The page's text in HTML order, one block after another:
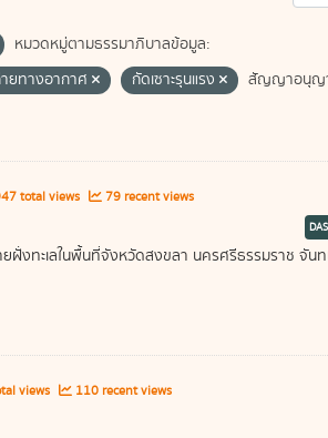
หมวดหมู่ตามธรรมาภิบาลข้อมูล:
ยทางอากาศ กัดเซาะรุนแรง
สัญญาอนุญ
total views 79 recent views
งทะเลในพื้นที่จังหวัดสงขลา นครศรีธรรมราช จันท
views 110 recent views